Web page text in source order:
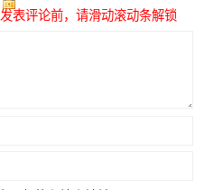
发表评论前，请滑动滚动条解锁